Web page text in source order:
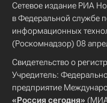
Сетевое издание РИА
в Федеральной службе
информационных
(Роскомнадзор) 08
Свидетельство о
Учредитель:
предприятие
«Россия сегодня» (МИА